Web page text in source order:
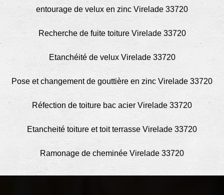
entourage de velux en zinc Virelade 33720
Recherche de fuite toiture Virelade 33720
Etanchéité de velux Virelade 33720
Pose et changement de gouttière en zinc Virelade 33720
Réfection de toiture bac acier Virelade 33720
Etancheité toiture et toit terrasse Virelade 33720
Ramonage de cheminée Virelade 33720